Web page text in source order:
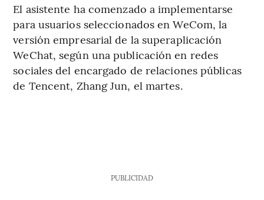
El asistente ha comenzado a implementarse
para usuarios seleccionados en WeCom, la
versión empresarial de la superaplicación
WeChat, según una publicación en redes
sociales del encargado de relaciones públicas
de Tencent, Zhang Jun, el martes.
PUBLICIDAD